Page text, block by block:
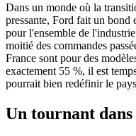
Dans un monde où la
pressante, Ford fait un bond
pour l'ensemble de
moitié des commandes
France sont pour des
exactement 55 %, il est
pourrait bien redéfinir le
Un tournant